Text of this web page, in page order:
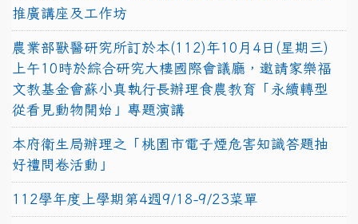
推廣講座及工作坊
農業部獸醫研究所訂於本(112)年10月4日(星期三)
上午10時於綜合研究大樓國際會議廳，邀請家樂福
文教基金會蘇小真執行長辦理食農教育「永續轉型
從看見動物開始」專題演講
本府衛生局辦理之「桃園市電子煙危害知識答題抽
好禮問卷活動」
112學年度上學期第4週9/18-9/23菜單